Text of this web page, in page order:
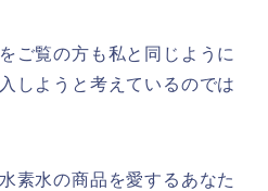
ご覧の方も私と同じように
しようと考えているのでは
素水の商品を愛するあなた